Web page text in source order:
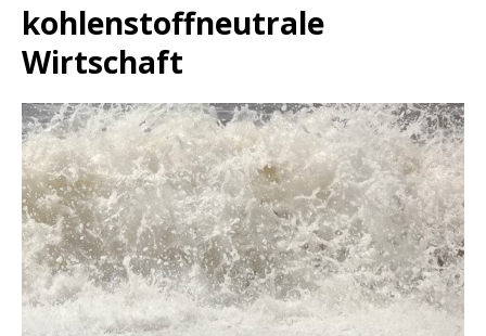
kohlenstoffneutrale
Wirtschaft